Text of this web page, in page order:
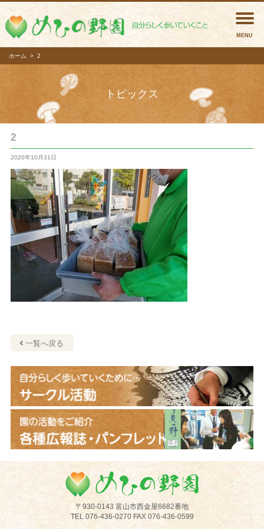
めひ
ホーム 2
トピックス
2
2020年10月31日
一覧へ戻る
〒930-0143 富山市西金屋6682番地
TEL 076-436-0270 FAX 076-436-0599